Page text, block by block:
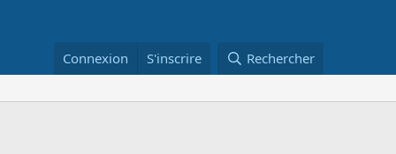
Connexion S'inscrire Rechercher